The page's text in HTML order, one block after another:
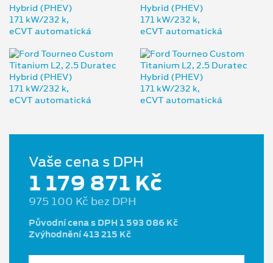
Vaše cena s DPH
1 179 871 Kč
975 100 Kč bez DPH
Původní cena s DPH 1 593 086 Kč
Zvýhodnění 413 215 Kč